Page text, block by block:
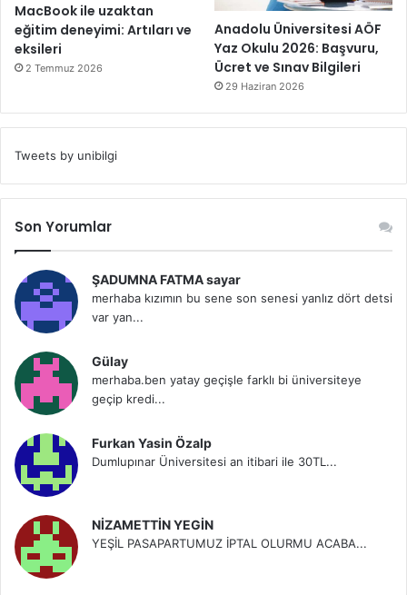
MacBook ile uzaktan
eğitim deneyimi: Artıları ve
eksileri
2 Temmuz 2026
Anadolu Üniversitesi AÖF
Yaz Okulu 2026: Başvuru,
Ücret ve Sınav Bilgileri
29 Haziran 2026
Tweets by unibilgi
Son Yorumlar
ŞADUMNA FATMA sayar
merhaba kızımın bu sene son senesi yanlız dört detsi
var yan...
Gülay
merhaba.ben yatay geçişle farklı bi üniversiteye
geçip kredi...
Furkan Yasin Özalp
Dumlupınar Üniversitesi an itibari ile 30TL...
NİZAMETTİN YEGİN
YEŞİL PASAPARTUMUZ İPTAL OLURMU ACABA...